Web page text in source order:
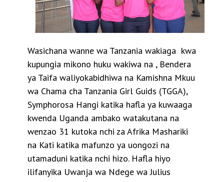
Wasichana wanne wa Tanzania wakiaga kwa
kupungia mikono huku wakiwa na , Bendera
ya Taifa waliyokabidhiwa na Kamishna Mkuu
wa Chama cha Tanzania Girl Guids (TGGA),
Symphorosa Hangi katika hafla ya kuwaaga
kwenda Uganda ambako watakutana na
wenzao 31 kutoka nchi za Afrika Mashariki
na Kati katika mafunzo ya uongozi na
utamaduni katika nchi hizo. Hafla hiyo
ilifanyika Uwanja wa Ndege wa Julius